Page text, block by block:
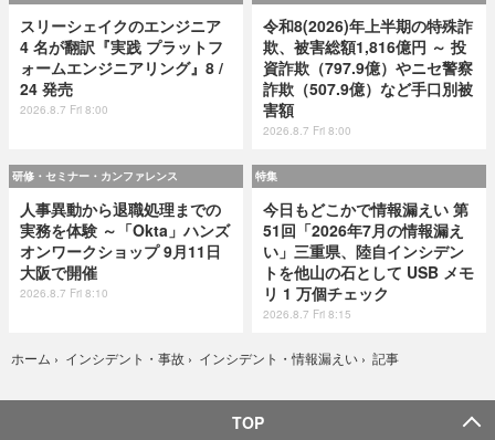
スリーシェイクのエンジニア
4 名が翻訳『実践 プラットフ
ォームエンジニアリング』8 /
24 発売
2026.8.7 Fri 8:00
令和8(2026)年上半期の特殊詐
欺、被害総額1,816億円 ～ 投
資詐欺（797.9億）やニセ警察
詐欺（507.9億）など手口別被
害額
2026.8.7 Fri 8:00
研修・セミナー・カンファレンス
人事異動から退職処理までの
実務を体験 ～「Okta」ハンズ
オンワークショップ 9月11日
大阪で開催
2026.8.7 Fri 8:10
特集
今日もどこかで情報漏えい 第
51回「2026年7月の情報漏え
い」三重県、陸自インシデン
トを他山の石として USB メモ
リ 1 万個チェック
2026.8.7 Fri 8:15
ホーム › インシデント・事故 › インシデント・情報漏えい › 記事
TOP